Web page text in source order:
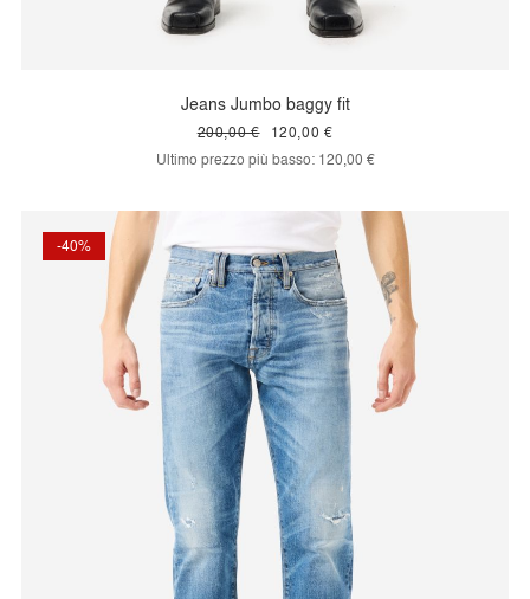
Jeans Jumbo baggy fit
120,00 €
200,00 €
Ultimo prezzo più basso: 120,00 €
-40%